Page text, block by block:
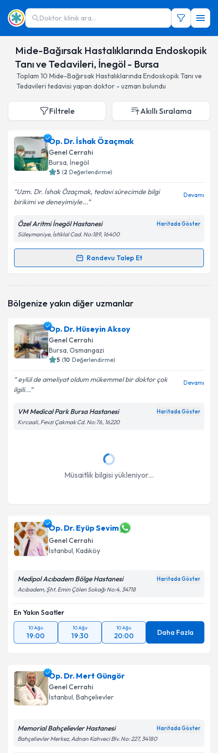
Doktor, klinik ara...
Mide-Bağırsak Hastalıklarında Endoskopik
Tanı ve Tedavileri, İnegöl - Bursa
Toplam 10 Mide-Bağırsak Hastalıklarında Endoskopik Tanı ve
Tedavileri tedavisi yapan doktor - uzman bulundu
Filtrele Akıllı Sıralama
Op. Dr. İshak Özaçmak
Genel Cerrahi
Bursa, İnegöl
5 (2 Değerlendirme)
Uzm. Dr. İshak Özaçmak, tedavi sürecimde bilgi
birikimi ve deneyimiyle...
Devamı
Özel Aritmi İnegöl Hastanesi Haritada Göster
Süleymaniye, İstiklal Cad. No:189, 16400
Randevu Talep Et
Randevu Takvimi Talebi
oluşturun. Size bu uzmandan randevu almanız için bir
E-posta Adresiniz
Kişisel verilerimin işlenmesine ilişkinAydınlatma
Bölgenize yakın diğer uzmanlar
Op. Dr. Hüseyin Aksoy
Genel Cerrahi
Bursa, Osmangazi
5 (10 Değerlendirme)
eylül de ameliyat oldum mükemmel bir doktor çok
ilgili...
Devamı
VM Medical Park Bursa Hastanesi Haritada Göster
Kırcaali, Fevzi Çakmak Cd. No:76, 16220
Müsaitlik bilgisi yükleniyor...
Op. Dr. Eyüp Sevim
Genel Cerrahi
İstanbul, Kadıköy
Medipol Acıbadem Bölge Hastanesi Haritada Göster
Acıbadem, Şht. Emin Çölen Sokağı No:4, 34718
En Yakın Saatler
10 Ağu
19:00
10 Ağu
19:30
10 Ağu
20:00 Daha Fazla
Op. Dr. Mert Güngör
Genel Cerrahi
İstanbul, Bahçelievler
Memorial Bahçelievler Hastanesi Haritada Göster
Bahçelievler Merkez, Adnan Kahveci Blv. No: 227, 34180